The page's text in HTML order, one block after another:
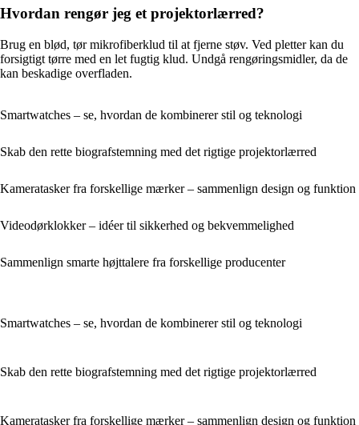
Hvordan rengør jeg et projektorlærred?
Brug en blød, tør mikrofiberklud til at fjerne støv. Ved pletter kan du
forsigtigt tørre med en let fugtig klud. Undgå rengøringsmidler, da de
kan beskadige overfladen.
Smartwatches – se, hvordan de kombinerer stil og teknologi
Skab den rette biografstemning med det rigtige projektorlærred
Kameratasker fra forskellige mærker – sammenlign design og funktion
Videodørklokker – idéer til sikkerhed og bekvemmelighed
Sammenlign smarte højttalere fra forskellige producenter
Smartwatches – se, hvordan de kombinerer stil og teknologi
Skab den rette biografstemning med det rigtige projektorlærred
Kameratasker fra forskellige mærker – sammenlign design og funktion